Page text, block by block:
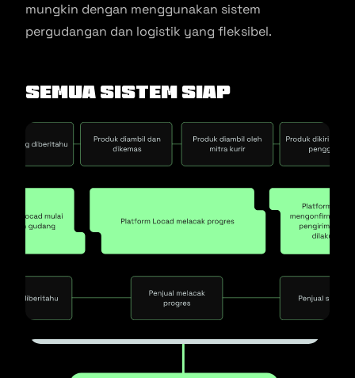
mungkin dengan menggunakan sistem
pergudangan dan logistik yang fleksibel.
Semua sistem siap